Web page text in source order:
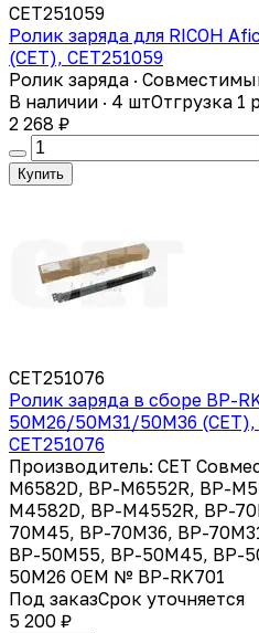
CET251059
Ролик заряда для RICOH
(CET), CET251059
Ролик заряда ·
В наличии · 4 штОтгрузка 1
2 268 ₽
Купить
CET251076
Ролик заряда в сборе BP-
50M26/50M31/50M36
CET251076
Производитель: CET
M6582D, BP-M6552R, BP-
M4582D, BP-M4552R, BP-
70M45, BP-70M36, BP-
BP-50M55, BP-50M45, BP-
50M26 OEM № BP-RK701
Под заказСрок уточняется
5 200 ₽